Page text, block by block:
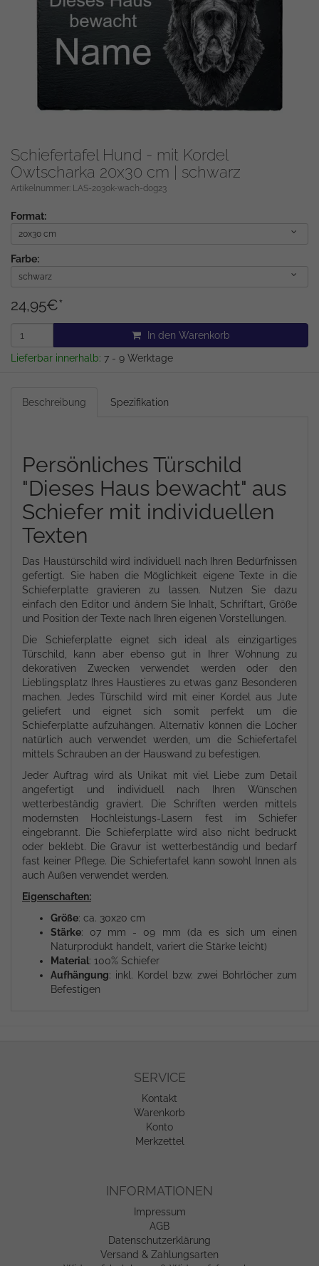
Schiefertafel Hund - mit Kordel
Owtscharka 20x30 cm | schwarz
Artikelnummer: LAS-2030k-wach-dog23
Format:
20x30 cm
Farbe:
schwarz
24,95€*
In den Warenkorb
Lieferbar innerhalb: 7 - 9 Werktage
Beschreibung Spezifikation
Persönliches Türschild
"Dieses Haus bewacht" aus
Schiefer mit individuellen
Texten
Das Haustürschild wird individuell nach Ihren Bedürfnissen
gefertigt. Sie haben die Möglichkeit eigene Texte in die
Schieferplatte gravieren zu lassen. Nutzen Sie dazu
einfach den Editor und ändern Sie Inhalt, Schriftart, Größe
und Position der Texte nach Ihren eigenen Vorstellungen.
Die Schieferplatte eignet sich ideal als einzigartiges
Türschild, kann aber ebenso gut in Ihrer Wohnung zu
dekorativen Zwecken verwendet werden oder den
Lieblingsplatz Ihres Haustieres zu etwas ganz Besonderen
machen. Jedes Türschild wird mit einer Kordel aus Jute
geliefert und eignet sich somit perfekt um die
Schieferplatte aufzuhängen. Alternativ können die Löcher
natürlich auch verwendet werden, um die Schiefertafel
mittels Schrauben an der Hauswand zu befestigen.
Jeder Auftrag wird als Unikat mit viel Liebe zum Detail
angefertigt und individuell nach Ihren Wünschen
wetterbeständig graviert. Die Schriften werden mittels
modernsten Hochleistungs-Lasern fest im Schiefer
eingebrannt. Die Schieferplatte wird also nicht bedruckt
oder beklebt. Die Gravur ist wetterbeständig und bedarf
fast keiner Pflege. Die Schiefertafel kann sowohl Innen als
auch Außen verwendet werden.
Eigenschaften:
Größe: ca. 30x20 cm
Stärke: 07 mm - 09 mm (da es sich um einen
Naturprodukt handelt, variert die Stärke leicht)
Material: 100% Schiefer
Aufhängung: inkl. Kordel bzw. zwei Bohrlöcher zum
Befestigen
SERVICE
Kontakt
Warenkorb
Konto
Merkzettel
INFORMATIONEN
Impressum
AGB
Datenschutzerklärung
Versand & Zahlungsarten